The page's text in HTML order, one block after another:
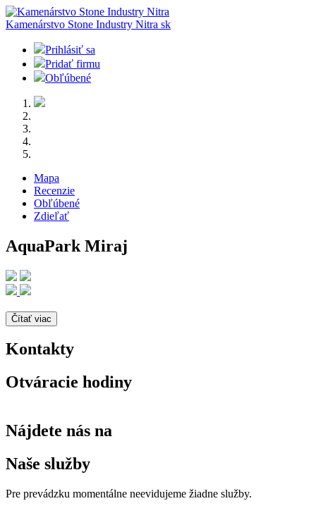
Kamenárstvo Stone Industry Nitra sk
Prihlásiť sa
Pridať firmu
Obľúbené
Mapa
Recenzie
Obľúbené
Zdieľať
AquaPark Miraj
Čítať viac
Kontakty
Otváracie hodiny
Nájdete nás na
Naše služby
Pre prevádzku momentálne neevidujeme žiadne služby.